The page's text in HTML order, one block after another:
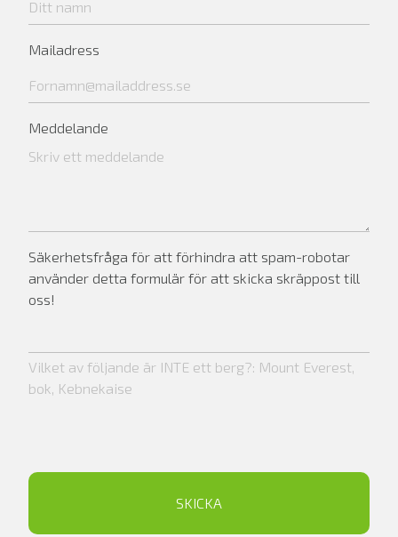
Mailadress
Meddelande
Säkerhetsfråga för att förhindra att spam-robotar
använder detta formulär för att skicka skräppost till
oss!
Vilket av följande är INTE ett berg?: Mount Everest,
bok, Kebnekaise
SKICKA